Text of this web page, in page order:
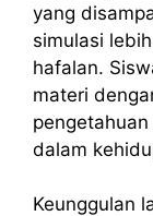
yang
simulasi
hafalan.
materi
dalam
Keunggulan